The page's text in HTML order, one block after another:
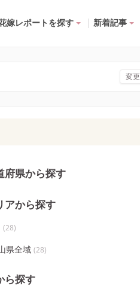
嫁レポートを探す 新着記事
変更
府県から探す
アから探す
(28)
県全域 (28)
ら探す